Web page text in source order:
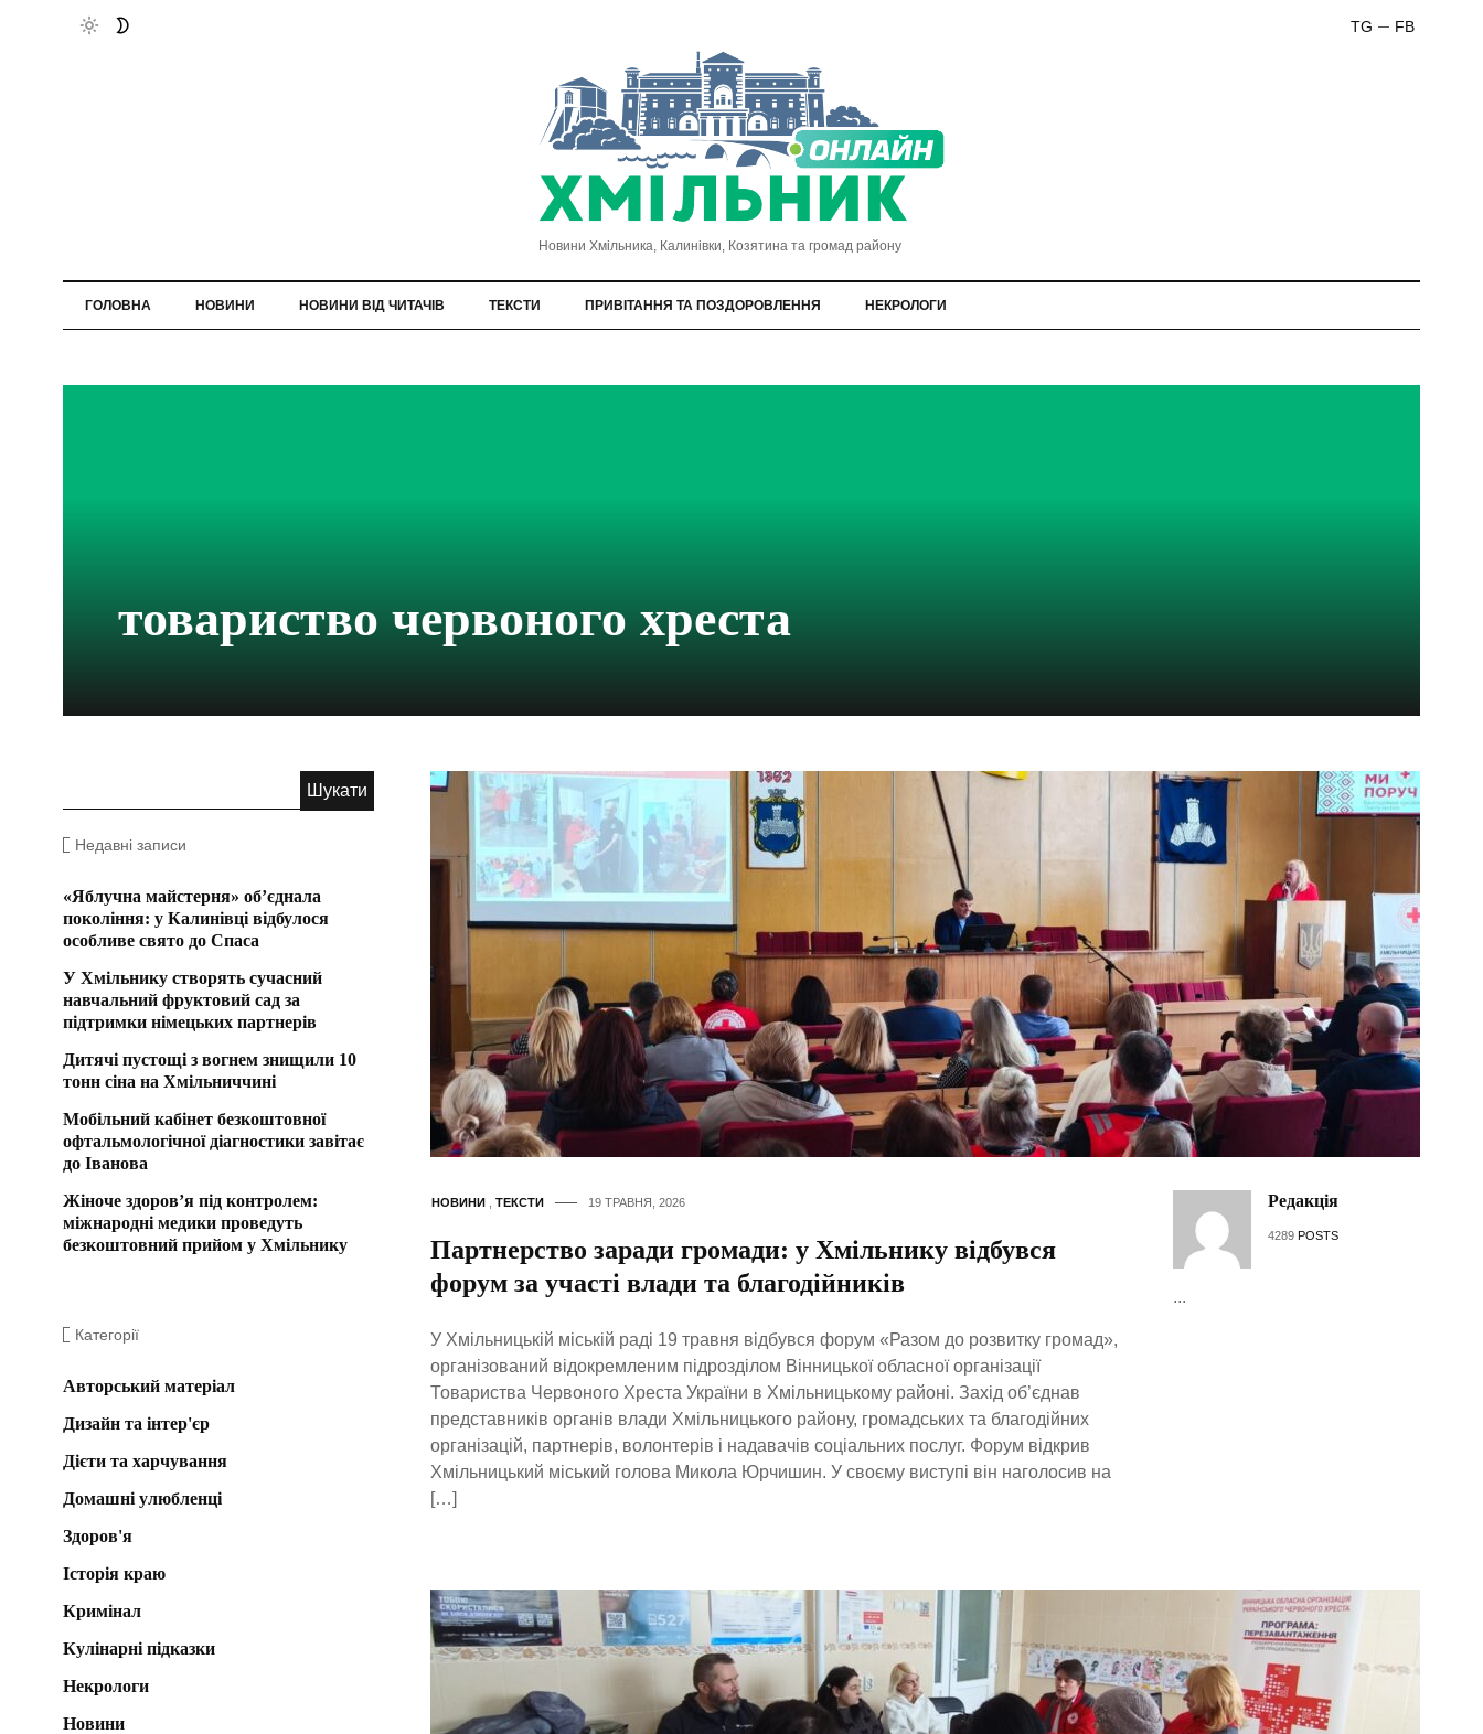
FB
TG
Новини Хмільника, Калинівки, Козятина та громад району
ГОЛОВНА НОВИНИ НОВИНИ ВІД ЧИТАЧІВ ТЕКСТИ ПРИВІТАННЯ ТА ПОЗДОРОВЛЕННЯ НЕКРОЛОГИ
товариство червоного хреста
НОВИНИ, ТЕКСТИ 19 ТРАВНЯ, 2026
Партнерство заради громади: у Хмільнику відбувся
форум за участі влади та благодійників
У Хмільницькій міській раді 19 травня відбувся форум «Разом до розвитку громад»,
організований відокремленим підрозділом Вінницької обласної організації
Товариства Червоного Хреста України в Хмільницькому районі. Захід об’єднав
представників органів влади Хмільницького району, громадських та благодійних
організацій, партнерів, волонтерів і надавачів соціальних послуг. Форум відкрив
Хмільницький міський голова Микола Юрчишин. У своєму виступі він наголосив на
[…]
Редакція
4289 POSTS
...
Недавні записи
«Яблучна майстерня» об’єднала
покоління: у Калинівці відбулося
особливе свято до Спаса
У Хмільнику створять сучасний
навчальний фруктовий сад за
підтримки німецьких партнерів
Дитячі пустощі з вогнем знищили 10
тонн сіна на Хмільниччині
Мобільний кабінет безкоштовної
офтальмологічної діагностики завітає
до Іванова
Жіноче здоров’я під контролем:
міжнародні медики проведуть
безкоштовний прийом у Хмільнику
Категорії
Авторський матеріал
Дизайн та інтер'єр
Дієти та харчування
Домашні улюбленці
Здоров'я
Історія краю
Кримінал
Кулінарні підказки
Некрологи
Новини